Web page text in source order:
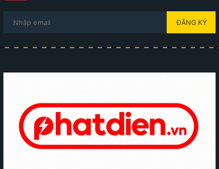
ĐĂNG KÝ